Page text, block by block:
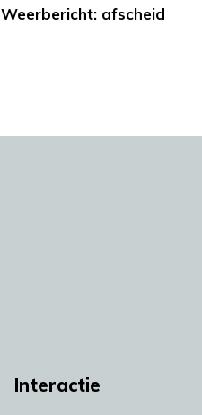
Weerbericht: afscheid
Interactie